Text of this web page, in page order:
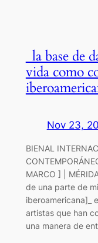
_la base de
vida como
Nov 23,
BIENAL
MARCO ] |
de una parte de
iberoamericana]_
artistas que han
una manera de